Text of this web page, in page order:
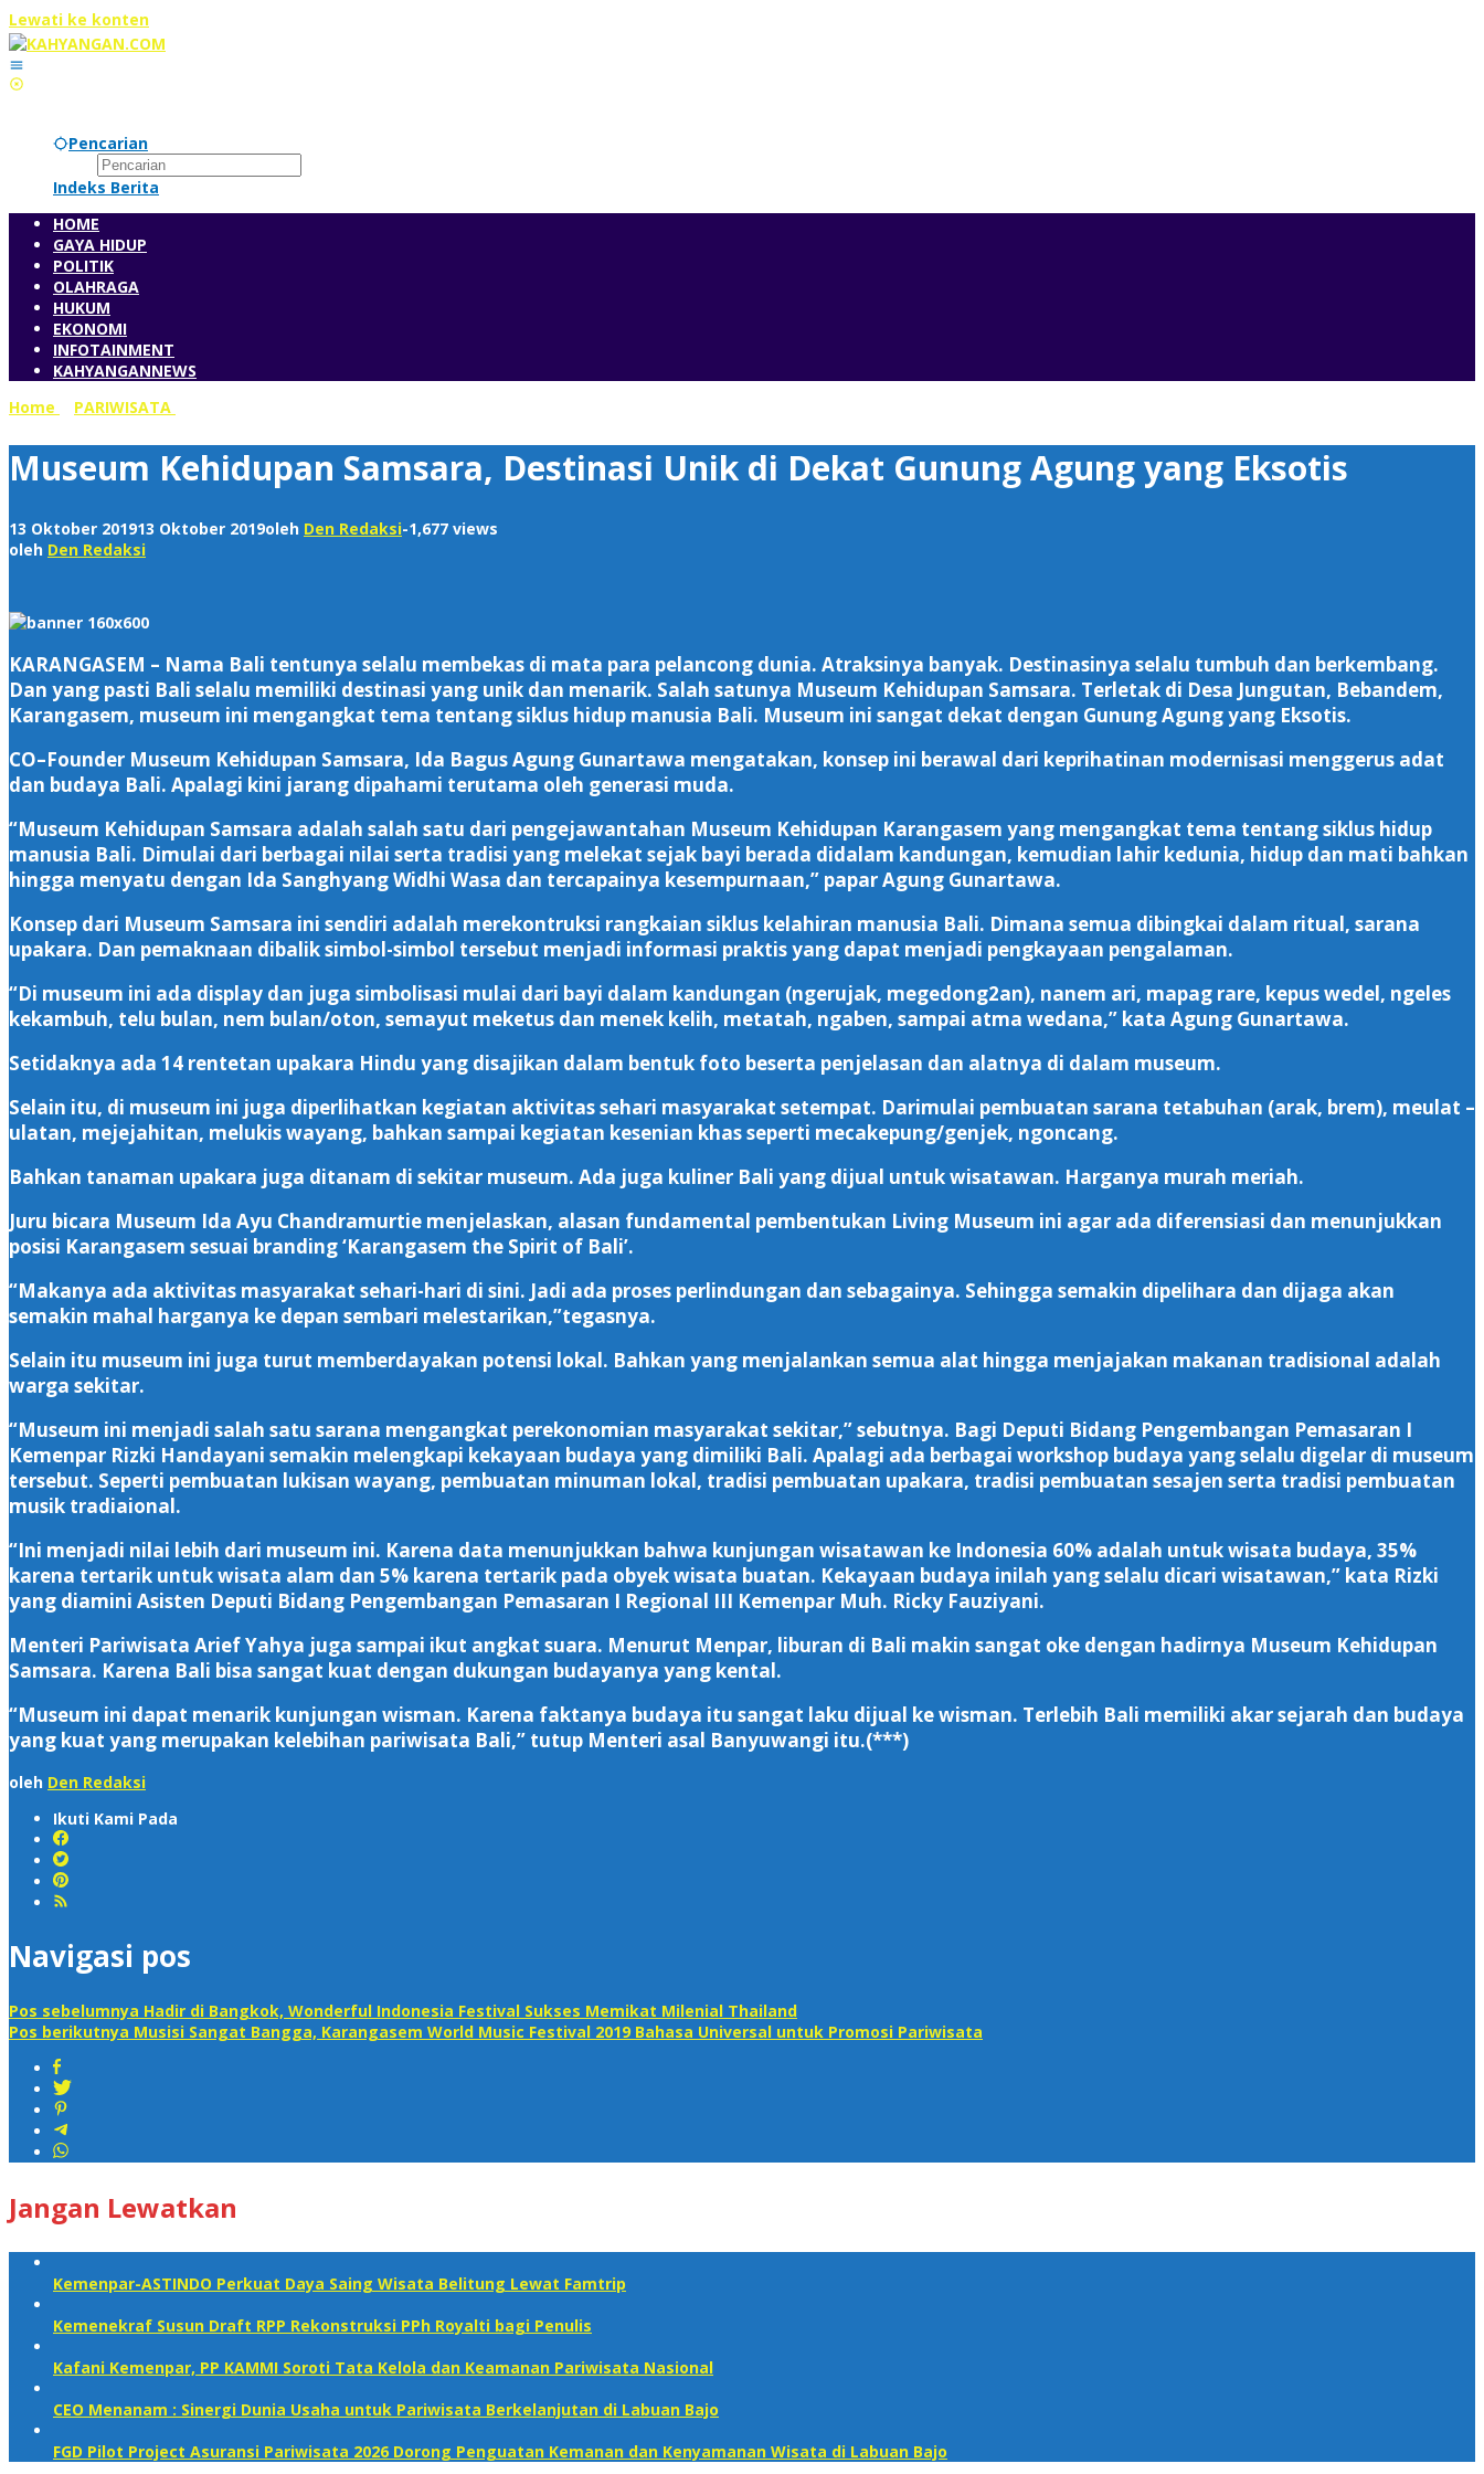
Lewati ke konten
Pencarian
Indeks Berita
HOME
GAYA HIDUP
POLITIK
OLAHRAGA
HUKUM
EKONOMI
INFOTAINMENT
KAHYANGANNEWS
Home
PARIWISATA
Museum Kehidupan Samsara, Destinasi Unik di Dekat Gunung Agung yang Eksotis
13 Oktober 201913 Oktober 2019oleh Den Redaksi-1,677 views
oleh Den Redaksi
KARANGASEM – Nama Bali tentunya selalu membekas di mata para pelancong dunia. Atraksinya banyak. Destinasinya selalu tumbuh dan berkembang.
Dan yang pasti Bali selalu memiliki destinasi yang unik dan menarik. Salah satunya Museum Kehidupan Samsara. Terletak di Desa Jungutan, Bebandem,
Karangasem, museum ini mengangkat tema tentang siklus hidup manusia Bali. Museum ini sangat dekat dengan Gunung Agung yang Eksotis.
CO–Founder Museum Kehidupan Samsara, Ida Bagus Agung Gunartawa mengatakan, konsep ini berawal dari keprihatinan modernisasi menggerus adat
dan budaya Bali. Apalagi kini jarang dipahami terutama oleh generasi muda.
“Museum Kehidupan Samsara adalah salah satu dari pengejawantahan Museum Kehidupan Karangasem yang mengangkat tema tentang siklus hidup
manusia Bali. Dimulai dari berbagai nilai serta tradisi yang melekat sejak bayi berada didalam kandungan, kemudian lahir kedunia, hidup dan mati bahkan
hingga menyatu dengan Ida Sanghyang Widhi Wasa dan tercapainya kesempurnaan,” papar Agung Gunartawa.
Konsep dari Museum Samsara ini sendiri adalah merekontruksi rangkaian siklus kelahiran manusia Bali. Dimana semua dibingkai dalam ritual, sarana
upakara. Dan pemaknaan dibalik simbol-simbol tersebut menjadi informasi praktis yang dapat menjadi pengkayaan pengalaman.
“Di museum ini ada display dan juga simbolisasi mulai dari bayi dalam kandungan (ngerujak, megedong2an), nanem ari, mapag rare, kepus wedel, ngeles
kekambuh, telu bulan, nem bulan/oton, semayut meketus dan menek kelih, metatah, ngaben, sampai atma wedana,” kata Agung Gunartawa.
Setidaknya ada 14 rentetan upakara Hindu yang disajikan dalam bentuk foto beserta penjelasan dan alatnya di dalam museum.
Selain itu, di museum ini juga diperlihatkan kegiatan aktivitas sehari masyarakat setempat. Darimulai pembuatan sarana tetabuhan (arak, brem), meulat –
ulatan, mejejahitan, melukis wayang, bahkan sampai kegiatan kesenian khas seperti mecakepung/genjek, ngoncang.
Bahkan tanaman upakara juga ditanam di sekitar museum. Ada juga kuliner Bali yang dijual untuk wisatawan. Harganya murah meriah.
Juru bicara Museum Ida Ayu Chandramurtie menjelaskan, alasan fundamental pembentukan Living Museum ini agar ada diferensiasi dan menunjukkan
posisi Karangasem sesuai branding ‘Karangasem the Spirit of Bali’.
“Makanya ada aktivitas masyarakat sehari-hari di sini. Jadi ada proses perlindungan dan sebagainya. Sehingga semakin dipelihara dan dijaga akan
semakin mahal harganya ke depan sembari melestarikan,”tegasnya.
Selain itu museum ini juga turut memberdayakan potensi lokal. Bahkan yang menjalankan semua alat hingga menjajakan makanan tradisional adalah
warga sekitar.
“Museum ini menjadi salah satu sarana mengangkat perekonomian masyarakat sekitar,” sebutnya. Bagi Deputi Bidang Pengembangan Pemasaran I
Kemenpar Rizki Handayani semakin melengkapi kekayaan budaya yang dimiliki Bali. Apalagi ada berbagai workshop budaya yang selalu digelar di museum
tersebut. Seperti pembuatan lukisan wayang, pembuatan minuman lokal, tradisi pembuatan upakara, tradisi pembuatan sesajen serta tradisi pembuatan
musik tradiaional.
“Ini menjadi nilai lebih dari museum ini. Karena data menunjukkan bahwa kunjungan wisatawan ke Indonesia 60% adalah untuk wisata budaya, 35%
karena tertarik untuk wisata alam dan 5% karena tertarik pada obyek wisata buatan. Kekayaan budaya inilah yang selalu dicari wisatawan,” kata Rizki
yang diamini Asisten Deputi Bidang Pengembangan Pemasaran I Regional III Kemenpar Muh. Ricky Fauziyani.
Menteri Pariwisata Arief Yahya juga sampai ikut angkat suara. Menurut Menpar, liburan di Bali makin sangat oke dengan hadirnya Museum Kehidupan
Samsara. Karena Bali bisa sangat kuat dengan dukungan budayanya yang kental.
“Museum ini dapat menarik kunjungan wisman. Karena faktanya budaya itu sangat laku dijual ke wisman. Terlebih Bali memiliki akar sejarah dan budaya
yang kuat yang merupakan kelebihan pariwisata Bali,” tutup Menteri asal Banyuwangi itu.(***)
oleh Den Redaksi
Ikuti Kami Pada
Navigasi pos
Pos sebelumnya Hadir di Bangkok, Wonderful Indonesia Festival Sukses Memikat Milenial Thailand
Pos berikutnya Musisi Sangat Bangga, Karangasem World Music Festival 2019 Bahasa Universal untuk Promosi Pariwisata
Jangan Lewatkan
Kemenpar-ASTINDO Perkuat Daya Saing Wisata Belitung Lewat Famtrip
Kemenekraf Susun Draft RPP Rekonstruksi PPh Royalti bagi Penulis
Kafani Kemenpar, PP KAMMI Soroti Tata Kelola dan Keamanan Pariwisata Nasional‎
CEO Menanam : Sinergi Dunia Usaha untuk Pariwisata Berkelanjutan di Labuan Bajo
FGD Pilot Project Asuransi Pariwisata 2026 Dorong Penguatan Kemanan dan Kenyamanan Wisata di Labuan Bajo